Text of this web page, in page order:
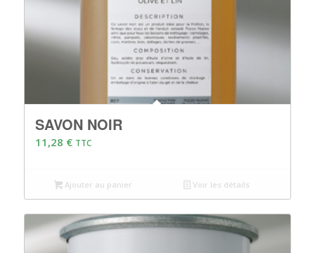
SAVON NOIR
11,28 € TTC
Ajouter au panier Voir les détails